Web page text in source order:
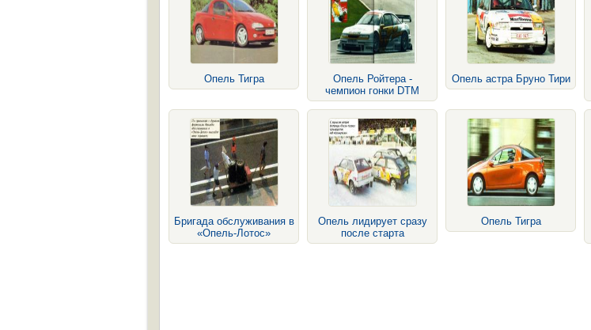
Опель Тигра
Опель Ройтера -
чемпион гонки DTM
Опель астра Бруно Тири
Бригада обслуживания в
«Опель-Лотос»
Опель лидирует сразу
после старта
Опель Тигра